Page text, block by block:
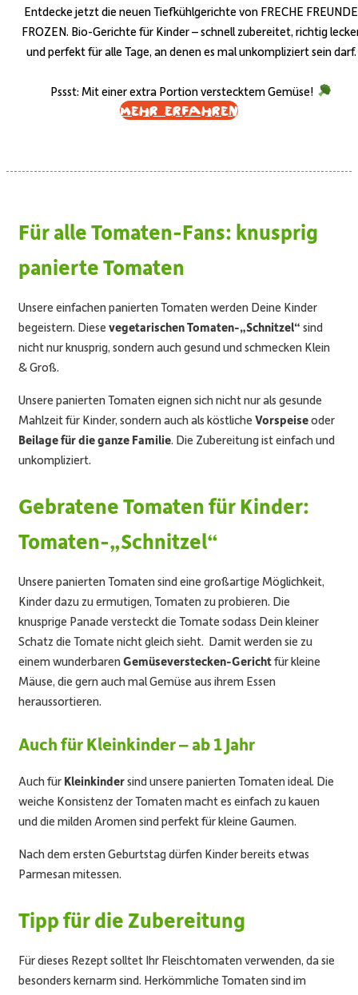
Entdecke jetzt die neuen Tiefkühlgerichte von FRECHE FREUNDE
FROZEN. Bio-Gerichte für Kinder – schnell zubereitet, richtig
und perfekt für alle Tage, an denen es mal unkompliziert sein darf.
Pssst: Mit einer extra Portion verstecktem Gemüse!
Mehr erfahren
Für alle Tomaten-Fans: knusprig
panierte Tomaten
Unsere einfachen panierten Tomaten werden Deine Kinder
begeistern. Diese vegetarischen Tomaten-„Schnitzel“ sind
nicht nur knusprig, sondern auch gesund und schmecken Klein
& Groß.
Unsere panierten Tomaten eignen sich nicht nur als gesunde
Mahlzeit für Kinder, sondern auch als köstliche Vorspeiseoder
Beilage für die ganze Familie. Die Zubereitung ist einfach und
unkompliziert.
Gebratene Tomaten für Kinder:
Tomaten-„Schnitzel“
Unsere panierten Tomaten sind eine großartige Möglichkeit,
Kinder dazu zu ermutigen, Tomaten zu probieren. Die
knusprige Panade versteckt die Tomate sodass Dein kleiner
Schatz die Tomate nicht gleich sieht. Damit werden sie zu
einem wunderbarenGemüseverstecken-Gerichtfür kleine
Mäuse, die gern auch mal Gemüse aus ihrem Essen
heraussortieren.
Auch für Kleinkinder – ab 1 Jahr
Auch für Kleinkindersind unsere panierten Tomaten ideal. Die
weiche Konsistenz der Tomaten macht es einfach zu kauen
und die milden Aromen sind perfekt für kleine Gaumen.
Nach dem ersten Geburtstag dürfen Kinder bereits etwas
Parmesan mitessen.
Tipp für die Zubereitung
Für dieses Rezept solltet Ihr Fleischtomaten verwenden, da sie
besonders kernarm sind. Herkömmliche Tomaten sind im